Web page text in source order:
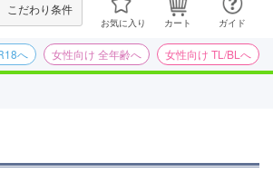
こだわり条件
お気に入り カート ガイド
へ 女性向け 全年齢へ 女性向け TL/BLへ